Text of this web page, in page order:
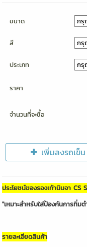
ขนาด
สี
ประเภท
ราคา
จำนวนที่จะซื้อ
เพิ่มลงรถเข็น
ประโยชน์ของรองเท้านินจา CS
"เหมาะสำหรับใส่ป้องกันการทิ่
รายละเอียดสินค้า